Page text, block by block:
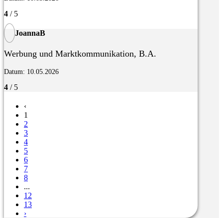
4 / 5
JoannaB
Werbung und Marktkommunikation, B.A.
Datum: 10.05.2026
4 / 5
‹
1
2
3
4
5
6
7
8
...
12
13
›